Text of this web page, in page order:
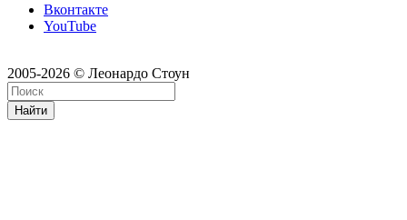
Вконтакте
YouTube
2005-2026 © Леонардо Стоун
Найти